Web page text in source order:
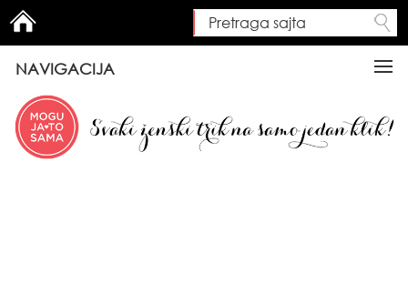
Search form
Pretraga sajta
NAVIGACIJA